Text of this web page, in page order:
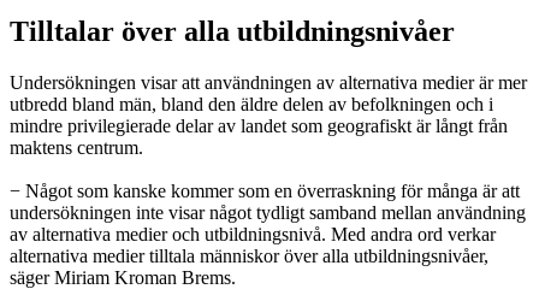
Tilltalar över alla utbildningsnivåer
Undersökningen visar att användningen av alternativa medier är mer
utbredd bland män, bland den äldre delen av befolkningen och i
mindre privilegierade delar av landet som geografiskt är långt från
maktens centrum.
− Något som kanske kommer som en överraskning för många är att
undersökningen inte visar något tydligt samband mellan användning
av alternativa medier och utbildningsnivå. Med andra ord verkar
alternativa medier tilltala människor över alla utbildningsnivåer,
säger Miriam Kroman Brems.